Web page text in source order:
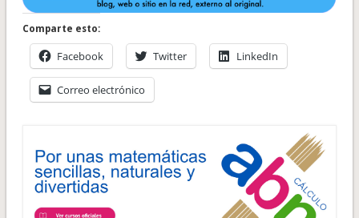
Comparte esto:
Facebook Twitter LinkedIn
Correo electrónico